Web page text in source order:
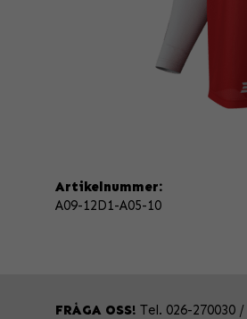
Artikelnummer:
A09-12D1-A05-10
FRÅGA OSS! Tel. 026-270030 /